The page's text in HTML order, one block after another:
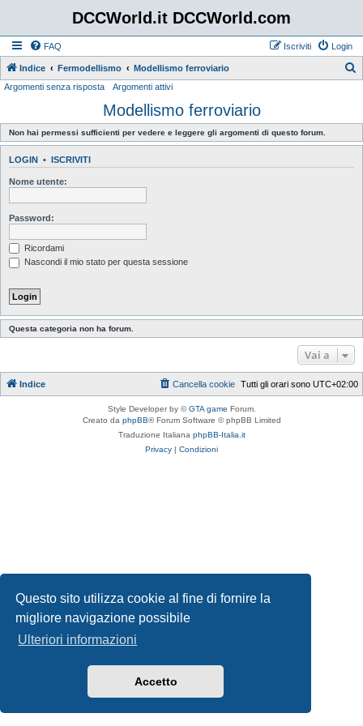
Questo sito utilizza cookie al fine di fornire la
migliore navigazione possibile
Ulteriori informazioni
Accetto
DCCWorld.it DCCWorld.com
FAQ Login
Iscriviti
Indice Fermodellismo Modellismo ferroviario
c
a
Argomenti senza risposta Argomenti attivi
Modellismo ferroviario
Non hai permessi sufficienti per vedere e leggere gli argomenti di questo forum.
LOGIN • ISCRIVITI
Nome utente:
Password:
Ricordami
Nascondi il mio stato per questa sessione
Questa categoria non ha forum.
Vai a
Indice Tutti gli orari sono UTC+02:00
Cancella cookie
Style Developer by ©GTA game Forum.
Creato da phpBB® Forum Software © phpBB Limited
Traduzione Italiana phpBB-Italia.it
Privacy | Condizioni